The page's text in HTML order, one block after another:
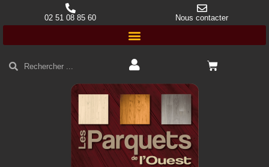
02 51 08 85 60 Nous contacter